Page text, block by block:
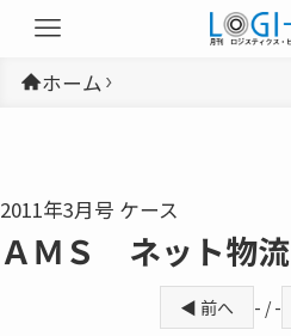
ホーム
2011年3月号 ケース
ＡＭＳ ネット物流
◀ 前へ - / -